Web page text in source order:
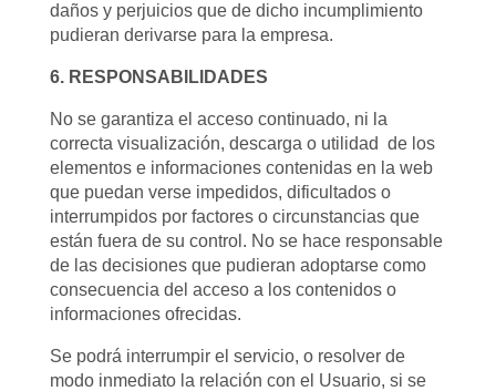
daños y perjuicios que de dicho incumplimiento
pudieran derivarse para la empresa.
6. RESPONSABILIDADES
No se garantiza el acceso continuado, ni la
correcta visualización, descarga o utilidad de los
elementos e informaciones contenidas en la web
que puedan verse impedidos, dificultados o
interrumpidos por factores o circunstancias que
están fuera de su control. No se hace responsable
de las decisiones que pudieran adoptarse como
consecuencia del acceso a los contenidos o
informaciones ofrecidas.
Se podrá interrumpir el servicio, o resolver de
modo inmediato la relación con el Usuario, si se